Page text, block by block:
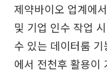
제약바이오 업계에
및 기업 인수 작업
수 있는 데이터룸
에서 전천후 활용이